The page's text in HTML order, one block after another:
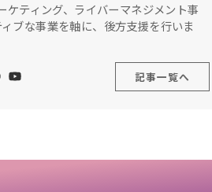
ティング、ライバーマネジメント事
ブな事業を軸に、後方支援を行いま
記事一覧へ